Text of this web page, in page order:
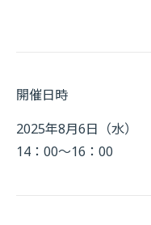
開催日時
2025年8月6日（水）
14：00～16：00